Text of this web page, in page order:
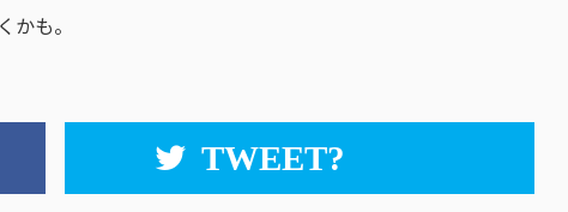
かも。
TWEET?